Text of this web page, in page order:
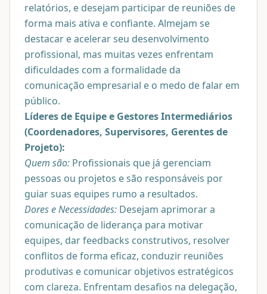
relatórios, e desejam participar de reuniões de
forma mais ativa e confiante. Almejam se
destacar e acelerar seu desenvolvimento
profissional, mas muitas vezes enfrentam
dificuldades com a formalidade da
comunicação empresarial e o medo de falar em
público.
Líderes de Equipe e Gestores Intermediários
(Coordenadores, Supervisores, Gerentes de
Projeto):
Quem são: Profissionais que já gerenciam
pessoas ou projetos e são responsáveis por
guiar suas equipes rumo a resultados.
Dores e Necessidades: Desejam aprimorar a
comunicação de liderança para motivar
equipes, dar feedbacks construtivos, resolver
conflitos de forma eficaz, conduzir reuniões
produtivas e comunicar objetivos estratégicos
com clareza. Enfrentam desafios na delegação,